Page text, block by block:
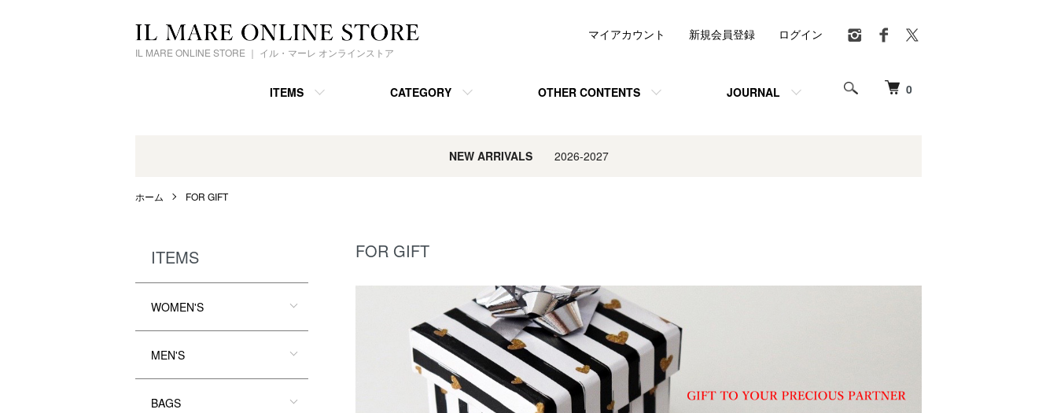
IL MARE ONLINE STORE ｜ イル・マーレ オンラインストア
0
ITEMS CATEGORY OTHER CONTENTS JOURNAL
マイアカウント 新規会員登録 ログイン
NEW ARRIVALS2026-2027
ホーム FOR GIFT
FOR GIFT
ITEMS
WOMEN'S
MEN'S
BAGS